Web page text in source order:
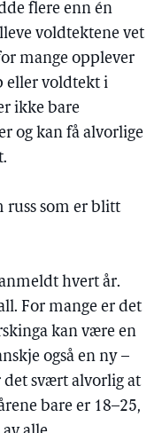
flere enn én
voldtektene vet
mange opplever
eller voldtekt i
ikke bare
og kan få alvorlige
russ som er blitt
hvert år.
For mange er det
kan være en
også en ny –
det svært alvorlig at
bare er 18–25,